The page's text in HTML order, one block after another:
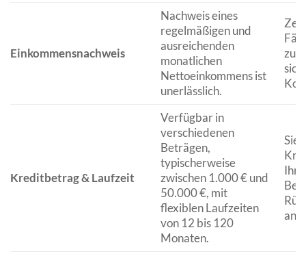
Einkommensnachweis
Nachweis eines
regelmäßigen und
ausreichenden
monatlichen
Nettoeinkommens ist
unerlässlich.
Kreditbetrag & Laufzeit
Verfügbar in
verschiedenen
Beträgen,
typischerweise
zwischen 1.000 € und
50.000 €, mit
flexiblen Laufzeiten
von 12 bis 120
Monaten.
Sie